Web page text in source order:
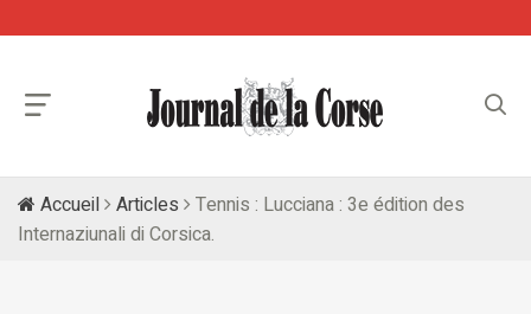
Accueil Articles
Tennis : Lucciana : 3e édition des
Internaziunali di Corsica.